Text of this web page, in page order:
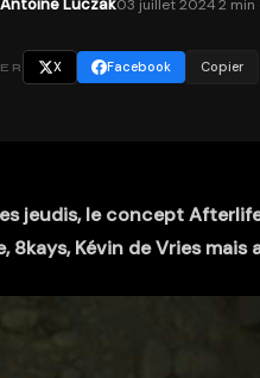
Antoine Luczak03 juillet 20242 min
X Facebook Copier
jeudis, le concept
8kays, Kévin de Vries